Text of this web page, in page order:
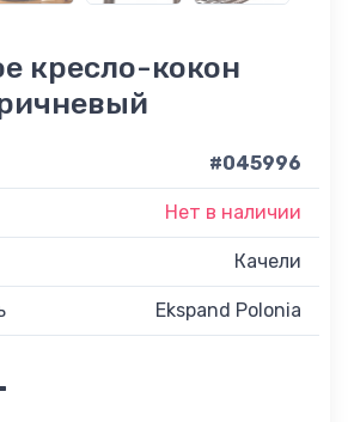
кресло-кокон
#045996
Нет в наличии
Качели
Ekspand Polonia